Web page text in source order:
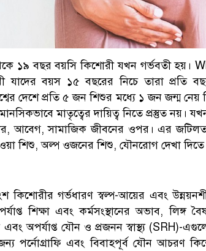
১৯ বছর বয়সি কিশোরী যখন গর্ভবতী হয়।
যাদের বয়স ১৫ বছরের নিচে তারা প্রতি
দেশে প্রতি ৫ জন শিশুর মধ্যে ১ জন জন্ম নেয়
মাতৃত্বের দায়িত্ব নিতে প্রস্তুত নয়।
আবেগ, সামাজিক জীবনের ওপর। এর জটিলতা
শিশু, অল্প ওজনের শিশু, যৌনরোগ দেখা দিতে
কিশোরীর গর্ভধারণ স্বল্প-আয়ের এবং
শিক্ষা এবং কর্মসংস্থানের অভাব, লিঙ্গ
অপর্যাপ্ত যৌন ও প্রজনন স্বাস্থ্য (SRH)-
পর্নোগ্রাফি এবং বিবাহপূর্ব যৌন আচরণ